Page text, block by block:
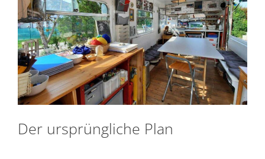
Der ursprüngliche Plan